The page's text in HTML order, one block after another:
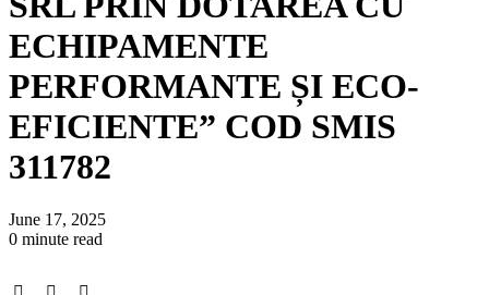
ECHIPAMENTE
PERFORMANTE ȘI ECO-
EFICIENTE” COD SMIS
311782
June 17, 2025
0 minute read